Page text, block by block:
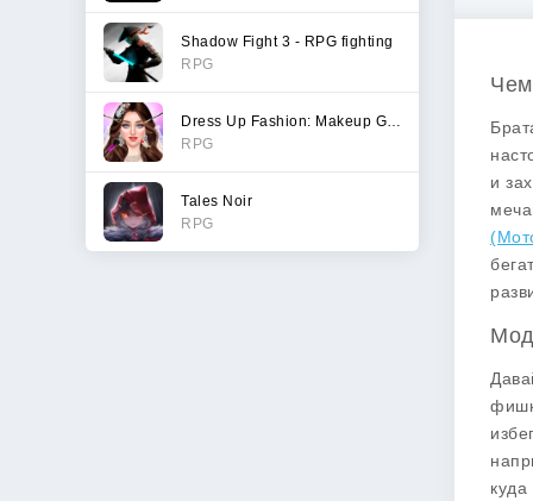
Shadow Fight 3 - RPG fighting
RPG
RPG
Tales Noir
RPG
и